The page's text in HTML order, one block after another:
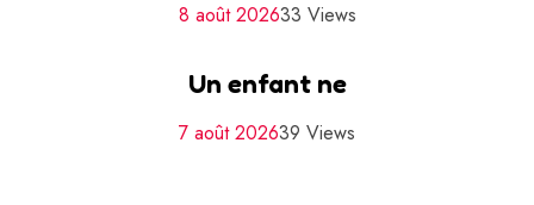
8 août 202633 Views
Un enfant ne
7 août 202639 Views